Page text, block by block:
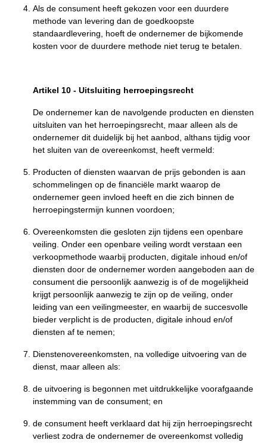
Als de consument heeft gekozen voor een duurdere
methode van levering dan de goedkoopste
standaardlevering, hoeft de ondernemer de bijkomende
kosten voor de duurdere methode niet terug te betalen.
Artikel 10 - Uitsluiting herroepingsrecht
De ondernemer kan de navolgende producten en diensten
uitsluiten van het herroepingsrecht, maar alleen als de
ondernemer dit duidelijk bij het aanbod, althans tijdig voor
het sluiten van de overeenkomst, heeft vermeld:
Producten of diensten waarvan de prijs gebonden is aan
schommelingen op de financiële markt waarop de
ondernemer geen invloed heeft en die zich binnen de
herroepingstermijn kunnen voordoen;
Overeenkomsten die gesloten zijn tijdens een openbare
veiling. Onder een openbare veiling wordt verstaan een
verkoopmethode waarbij producten, digitale inhoud en/of
diensten door de ondernemer worden aangeboden aan de
consument die persoonlijk aanwezig is of de mogelijkheid
krijgt persoonlijk aanwezig te zijn op de veiling, onder
leiding van een veilingmeester, en waarbij de succesvolle
bieder verplicht is de producten, digitale inhoud en/of
diensten af te nemen;
Dienstenovereenkomsten, na volledige uitvoering van de
dienst, maar alleen als:
de uitvoering is begonnen met uitdrukkelijke voorafgaande
instemming van de consument; en
de consument heeft verklaard dat hij zijn herroepingsrecht
verliest zodra de ondernemer de overeenkomst volledig